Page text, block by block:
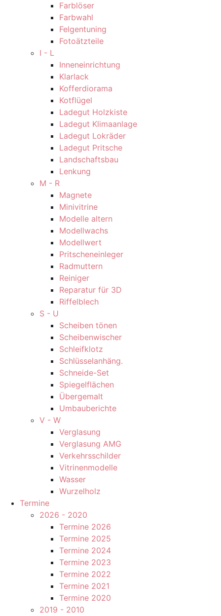
Farblöser
Farbwahl
Felgentuning
Fotoätzteile
I - L
Inneneinrichtung
Klarlack
Kofferdiorama
Kotflügel
Ladegut Holzkiste
Ladegut Klimaanlage
Ladegut Lokräder
Ladegut Pritsche
Landschaftsbau
Lenkung
M - R
Magnete
Minivitrine
Modelle altern
Modellwachs
Modellwert
Pritscheneinleger
Radmuttern
Reiniger
Reparatur für 3D
Riffelblech
S - U
Scheiben tönen
Scheibenwischer
Schleifklotz
Schlüsselanhäng.
Schneide-Set
Spiegelflächen
Übergemalt
Umbauberichte
V - W
Verglasung
Verglasung AMG
Verkehrsschilder
Vitrinenmodelle
Wasser
Wurzelholz
Termine
2026 - 2020
Termine 2026
Termine 2025
Termine 2024
Termine 2023
Termine 2022
Termine 2021
Termine 2020
2019 - 2010